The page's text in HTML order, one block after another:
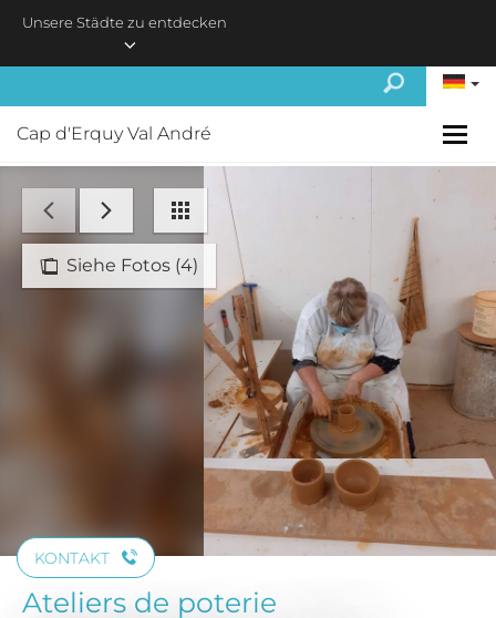
Unsere Städte zu entdecken
Cap d'Erquy Val André
Siehe Fotos (4)
KONTAKT
Ateliers de poterie